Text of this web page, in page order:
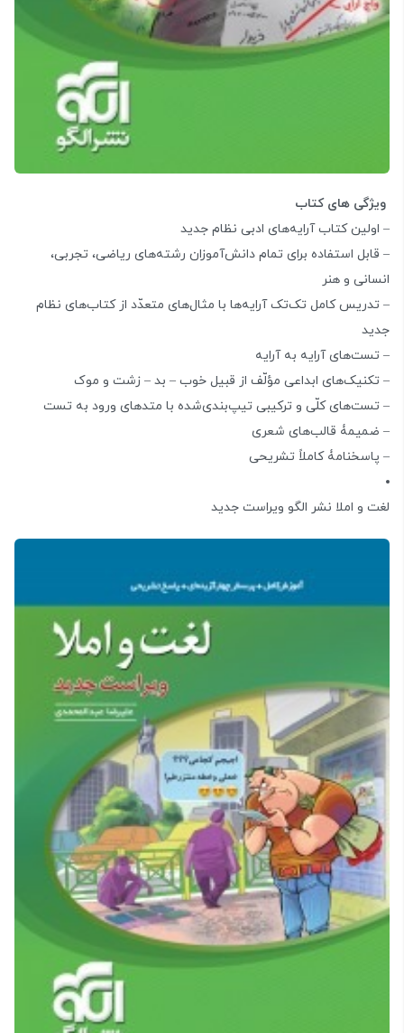
ویژگی های کتاب
– اولین کتاب آرایه‌های ادبی نظام جدید
– قابل استفاده برای تمام دانش‌آموزان رشته‌های ریاضی، تجربی،
انسانی و هنر
– تدریس کامل تک‌تک آرایه‌ها با مثال‌های متعدّد از کتاب‌های نظام
جدید
– تست‌های آرایه به آرایه
– تکنیک‌های ابداعی مؤلّف از قبیل خوب – بد – زشت و موک
– تست‌های کلّی و ترکیبی تیپ‌بندی‌شده با متدهای ورود به تست
– ضمیمۀ قالب‌های شعری
– پاسخنامۀ کاملاً تشریحی
لغت و املا نشر الگو ویراست جدید